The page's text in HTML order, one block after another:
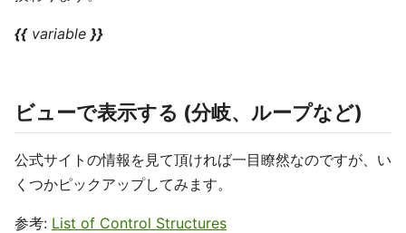
{{variable }}
ビューで表示する (分岐、ループなど)
公式サイトの情報を見て頂ければ一目瞭然なのですが、い
くつかピックアップしてみます。
参考: List of Control Structures